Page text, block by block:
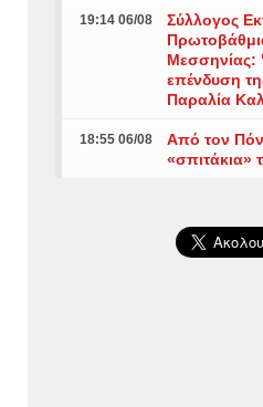
19:14 06/08
Σύλλογος
Μεσσηνίας:
επένδυση
Παραλία
18:55 06/08
Από τον
«σπιτάκια»